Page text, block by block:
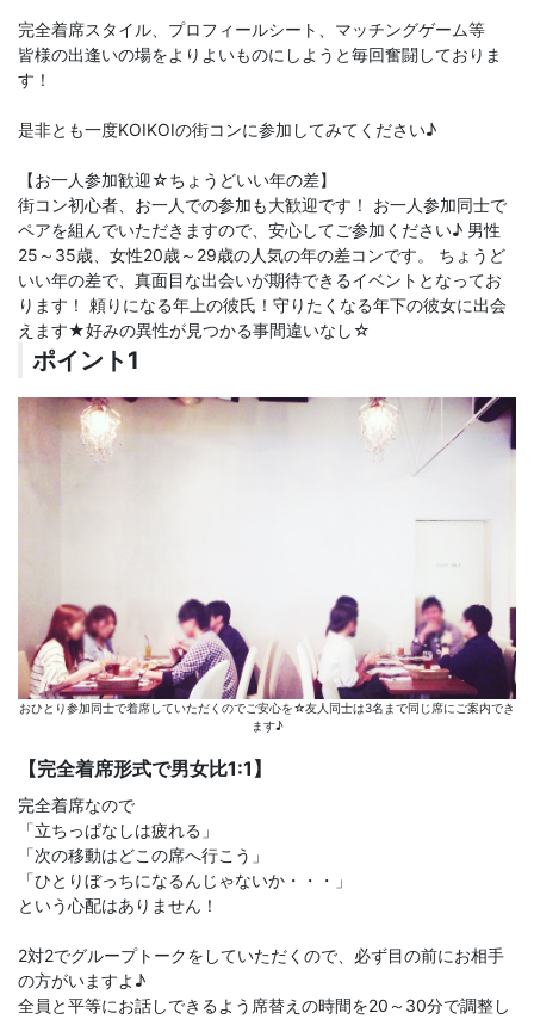
完全着席スタイル、プロフィールシート、マッチングゲーム等
皆様の出逢いの場をよりよいものにしようと毎回奮闘しておりま
す！
是非とも一度KOIKOIの街コンに参加してみてください♪
【お一人参加歓迎☆ちょうどいい年の差】
街コン初心者、お一人での参加も大歓迎です！ お一人参加同士で
ペアを組んでいただきますので、安心してご参加ください♪ 男性
25～35歳、女性20歳～29歳の人気の年の差コンです。 ちょうど
いい年の差で、真面目な出会いが期待できるイベントとなってお
ります！ 頼りになる年上の彼氏！守りたくなる年下の彼女に出会
えます★好みの異性が見つかる事間違いなし☆
ポイント1
おひとり参加同士で着席していただくのでご安心を☆友人同士は3名まで同じ席にご案内でき
ます♪
【完全着席形式で男女比1:1】
完全着席なので
「立ちっぱなしは疲れる」
「次の移動はどこの席へ行こう」
「ひとりぼっちになるんじゃないか・・・」
という心配はありません！
2対2でグループトークをしていただくので、必ず目の前にお相手
の方がいますよ♪
全員と平等にお話しできるよう席替えの時間を20～30分で調整し